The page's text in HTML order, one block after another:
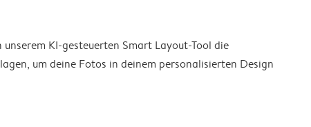
KI-gesteuerten Smart Layout-Tool die
um deine Fotos in deinem personalisierten Design